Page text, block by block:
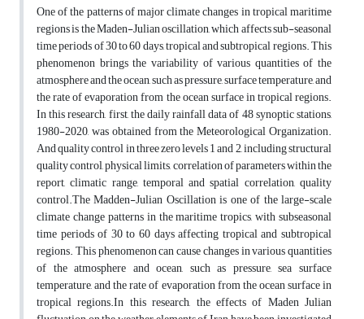
One of the patterns of major climate changes in tropical maritime
regions is the Maden-Julian oscillation, which affects sub-seasonal
time periods of 30 to 60 days, tropical and subtropical regions. This
phenomenon brings the variability of various quantities of the
atmosphere and the ocean, such as pressure, surface temperature, and
the rate of evaporation from the ocean surface in tropical regions.
In this research, first, the daily rainfall data of 48 synoptic stations,
1980-2020, was obtained from the Meteorological Organization.
And quality control in three zero levels 1 and 2, including structural
quality control, physical limits, correlation of parameters within the
report, climatic range, temporal and spatial correlation, quality
control.The Madden-Julian Oscillation is one of the large-scale
climate change patterns in the maritime tropics, with subseasonal
time periods of 30 to 60 days affecting tropical and subtropical
regions. This phenomenon can cause changes in various quantities
of the atmosphere and ocean, such as pressure, sea surface
temperature, and the rate of evaporation from the ocean surface in
tropical regions.In this research, the effects of Maden Julian